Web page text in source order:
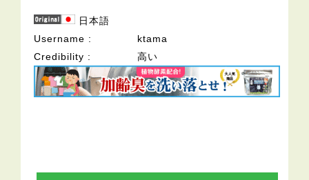
日本語
Username
ktama
Credibility
高い